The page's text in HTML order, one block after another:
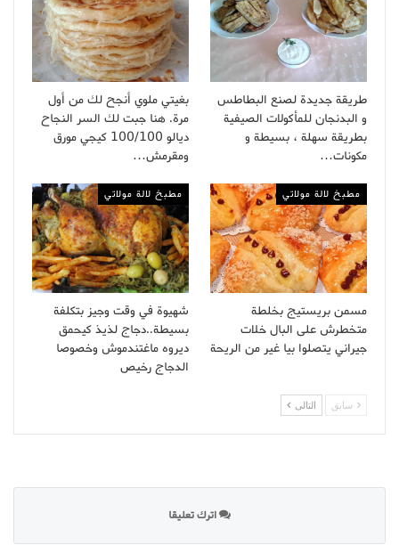
طريقة جديدة لصنع البطاطس
و البدنجان للمأكولات الصيفية
بطريقة سهلة ، بسيطة و
مكونات…
بغيتي ملوي أنجح لك من أول
مرة. هنا جبت لك السر النجاح
ديالو 100/100 كيجي مورق
ومقرمش…
مطبخ لالة مولاتي
مسمن بريستيج بخلطة
متخطرش على البال خلات
جيراني يتصلوا بيا غير من الريحة
مطبخ لالة مولاتي
شهيوة في وقت وجيز بتكلفة
بسيطة..دجاج لذيذ كيحمق
ديروه ماغتندموش وخصوصا
الدجاج رخيص
سابق التالى
اترك تعليقا